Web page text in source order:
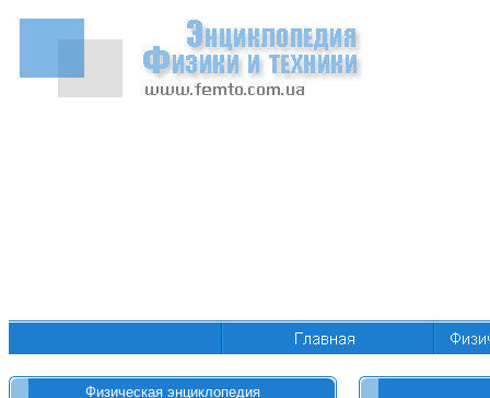
Физическая энциклопедия